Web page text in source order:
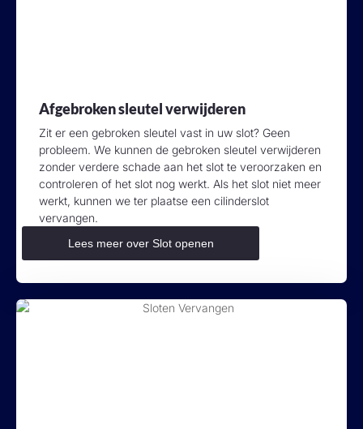
Afgebroken sleutel verwijderen
Zit er een gebroken sleutel vast in uw slot? Geen
probleem. We kunnen de gebroken sleutel verwijderen
zonder verdere schade aan het slot te veroorzaken en
controleren of het slot nog werkt. Als het slot niet meer
werkt, kunnen we ter plaatse een cilinderslot
vervangen.
Lees meer over Slot openen